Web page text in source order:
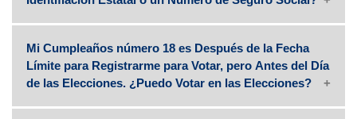
Mi Cumpleaños número 18 es Después de la Fecha
Límite para Registrarme para Votar, pero Antes del Día
de las Elecciones. ¿Puedo Votar en las Elecciones?